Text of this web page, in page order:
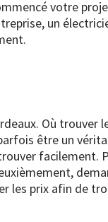
votre
un
Où trouver
être un
facilement.
les prix afin de